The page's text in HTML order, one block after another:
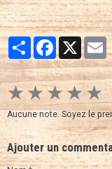
PartagerFacebook
X
★★★ ★ ★
Aucune note. Soyez le
Ajouter un